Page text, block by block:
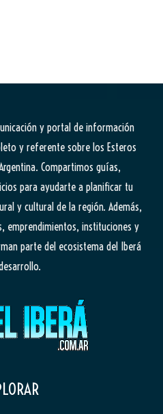
y portal de información
y referente sobre los Esteros
Compartimos guías,
para ayudarte a planificar tu
y cultural de la región. Además,
emprendimientos, instituciones y
parte del ecosistema del Iberá